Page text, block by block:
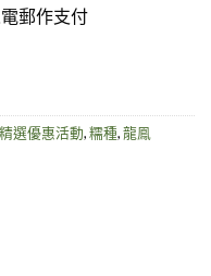
郵作支付
精選優惠活動,糯種,龍鳯